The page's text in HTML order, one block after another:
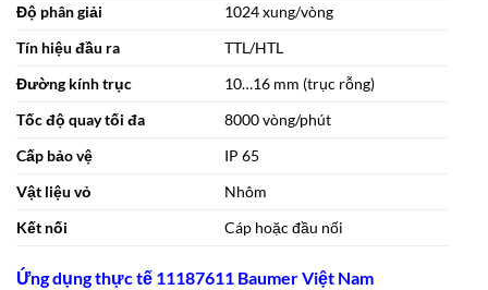
Độ phân giải
1024 xung/vòng
Tín hiệu đầu ra
TTL/HTL
Đường kính trục
10…16 mm (trục rỗng)
Tốc độ quay tối đa
8000 vòng/phút
Cấp bảo vệ
IP 65
Vật liệu vỏ
Nhôm
Kết nối
Cáp hoặc đầu nối
Ứng dụng thực tế 11187611 Baumer Việt Nam